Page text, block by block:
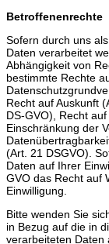
Betroffenenrechte
Sofern durch uns
Daten verarbeitet
Abhängigkeit von
bestimmte Rechte
Recht auf Auskunft
DS-GVO), Recht
Einschränkung der
(Art. 21 DSGVO).
Daten auf Ihrer
GVO das Recht auf
Einwilligung.
Bitte wenden Sie
in Bezug auf die in
verarbeiteten Daten